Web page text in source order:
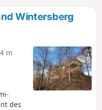
m
p
i
Wintersberg
m
des